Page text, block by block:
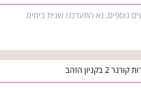
נוספים, נא התעדכנו שנית בימים
בקניון הזהב